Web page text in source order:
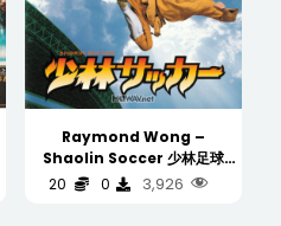
Raymond Wong –
Shaolin Soccer 少林足球
(Original Motion Picture
20 0 3,926